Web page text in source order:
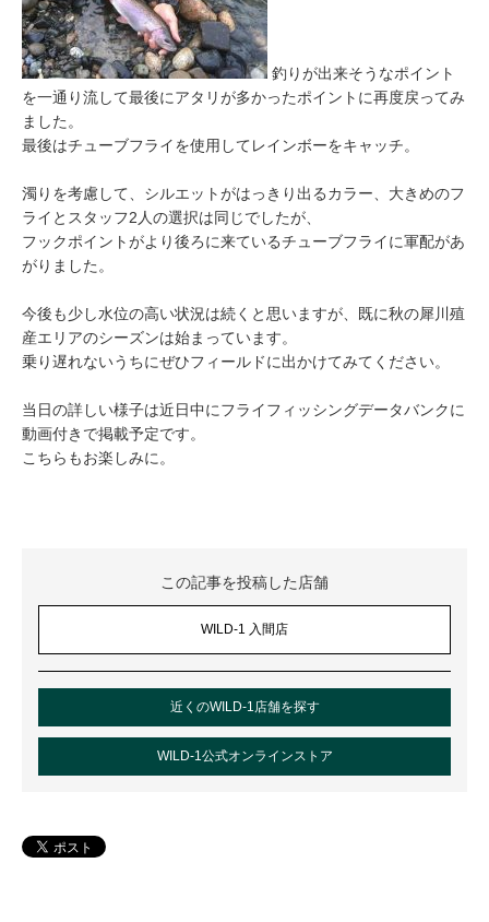
釣りが出来そうなポイント
を一通り流して最後にアタリが多かったポイントに再度戻ってみ
ました。
最後はチューブフライを使用してレインボーをキャッチ。
濁りを考慮して、シルエットがはっきり出るカラー、大きめのフ
ライとスタッフ2人の選択は同じでしたが、
フックポイントがより後ろに来ているチューブフライに軍配があ
がりました。
今後も少し水位の高い状況は続くと思いますが、既に秋の犀川殖
産エリアのシーズンは始まっています。
乗り遅れないうちにぜひフィールドに出かけてみてください。
当日の詳しい様子は近日中にフライフィッシングデータバンクに
動画付きで掲載予定です。
こちらもお楽しみに。
この記事を投稿した店舗
WILD-1 入間店
近くのWILD-1店舗を探す
WILD-1公式オンラインストア